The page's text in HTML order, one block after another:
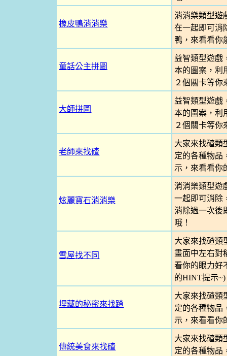
橡皮鴨消消樂
消消樂類型遊
在一起即可消
鴨，來看看你
童話公主拼圖
益智類型遊戲
本的圖案，利
２個關卡等你
大師拼圖
益智類型遊戲
本的圖案，利
２個關卡等你
老師來找碴
大家來找碴類
定的各種物品
示，來看看你
炫麗寶石消消樂
消消樂類型遊
一起即可消除
消除過一次後
哦！
雪屋找不同
大家來找碴類
畫面中左右對
看你的眼力好
的HINT提示~)
埋藏的秘密來找蹅
大家來找碴類
定的各種物品
示，來看看你
傳統美食來找碴
大家來找碴類
定的各種物品